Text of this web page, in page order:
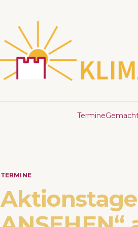
Termine
TERMINE
Aktionstage